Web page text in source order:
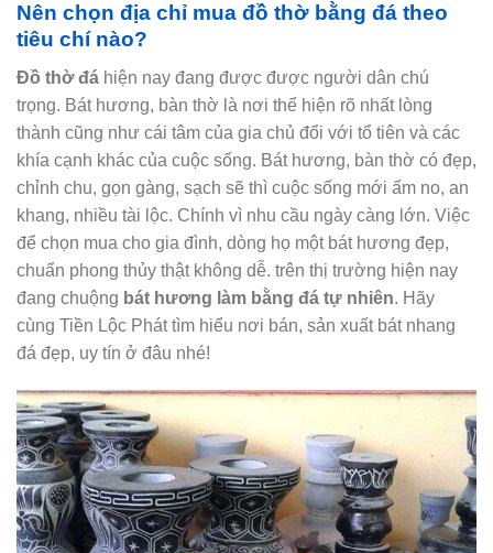
Nên chọn địa chỉ mua đồ thờ bằng đá theo
tiêu chí nào?
Đồ thờ đá hiện nay đang được được người dân chú
trọng. Bát hương, bàn thờ là nơi thể hiện rõ nhất lòng
thành cũng như cái tâm của gia chủ đổi với tổ tiên và các
khía cạnh khác của cuộc sống. Bát hương, bàn thờ có đẹp,
chỉnh chu, gọn gàng, sạch sẽ thì cuộc sống mới ấm no, an
khang, nhiều tài lộc. Chính vì nhu cầu ngày càng lớn. Việc
để chọn mua cho gia đình, dòng họ một bát hương đẹp,
chuẩn phong thủy thật không dễ. trên thị trường hiện nay
đang chuộng bát hương làm bằng đá tự nhiên. Hãy
cùng Tiền Lộc Phát tìm hiểu nơi bán, sản xuất bát nhang
đá đẹp, uy tín ở đâu nhé!